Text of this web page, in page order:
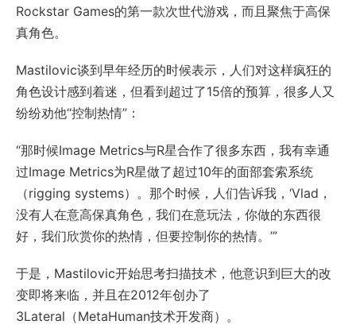
Rockstar Games的第一款次世代游戏，而且聚焦于高保
真角色。
Mastilovic谈到早年经历的时候表示，人们对这样疯狂的
角色设计感到着迷，但看到超过了15倍的预算，很多人又
纷纷劝他“控制热情”：
“那时候Image Metrics与R星合作了很多东西，我有幸通
过Image Metrics为R星做了超过10年的面部套索系统
（rigging systems）。那个时候，人们告诉我，‘Vlad，
没有人在意高保真角色，我们在意玩法，你做的东西很
好，我们欣赏你的热情，但要控制你的热情。’”
于是，Mastilovic开始思考扫描技术，他意识到巨大的改
变即将来临，并且在2012年创办了
3Lateral（MetaHuman技术开发商）。